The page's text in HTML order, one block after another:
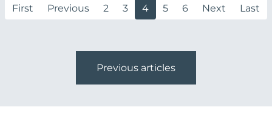
First Previous 2 3 4 5 6 Next Last
Previous articles